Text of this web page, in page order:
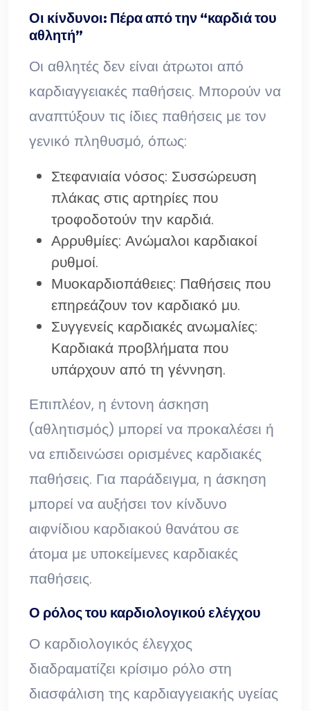
Οι κίνδυνοι: Πέρα από την “καρδιά του
αθλητή”
Οι αθλητές δεν είναι άτρωτοι από
καρδιαγγειακές παθήσεις. Μπορούν να
αναπτύξουν τις ίδιες παθήσεις με τον
γενικό πληθυσμό, όπως:
Στεφανιαία νόσος: Συσσώρευση
πλάκας στις αρτηρίες που
τροφοδοτούν την καρδιά.
Αρρυθμίες: Ανώμαλοι καρδιακοί
ρυθμοί.
Μυοκαρδιοπάθειες: Παθήσεις που
επηρεάζουν τον καρδιακό μυ.
Συγγενείς καρδιακές ανωμαλίες:
Καρδιακά προβλήματα που
υπάρχουν από τη γέννηση.
Επιπλέον, η έντονη άσκηση
(αθλητισμός) μπορεί να προκαλέσει ή
να επιδεινώσει ορισμένες καρδιακές
παθήσεις. Για παράδειγμα, η άσκηση
μπορεί να αυξήσει τον κίνδυνο
αιφνίδιου καρδιακού θανάτου σε
άτομα με υποκείμενες καρδιακές
παθήσεις.
Ο ρόλος του καρδιολογικού ελέγχου
Ο καρδιολογικός έλεγχος
διαδραματίζει κρίσιμο ρόλο στη
διασφάλιση της καρδιαγγειακής υγείας